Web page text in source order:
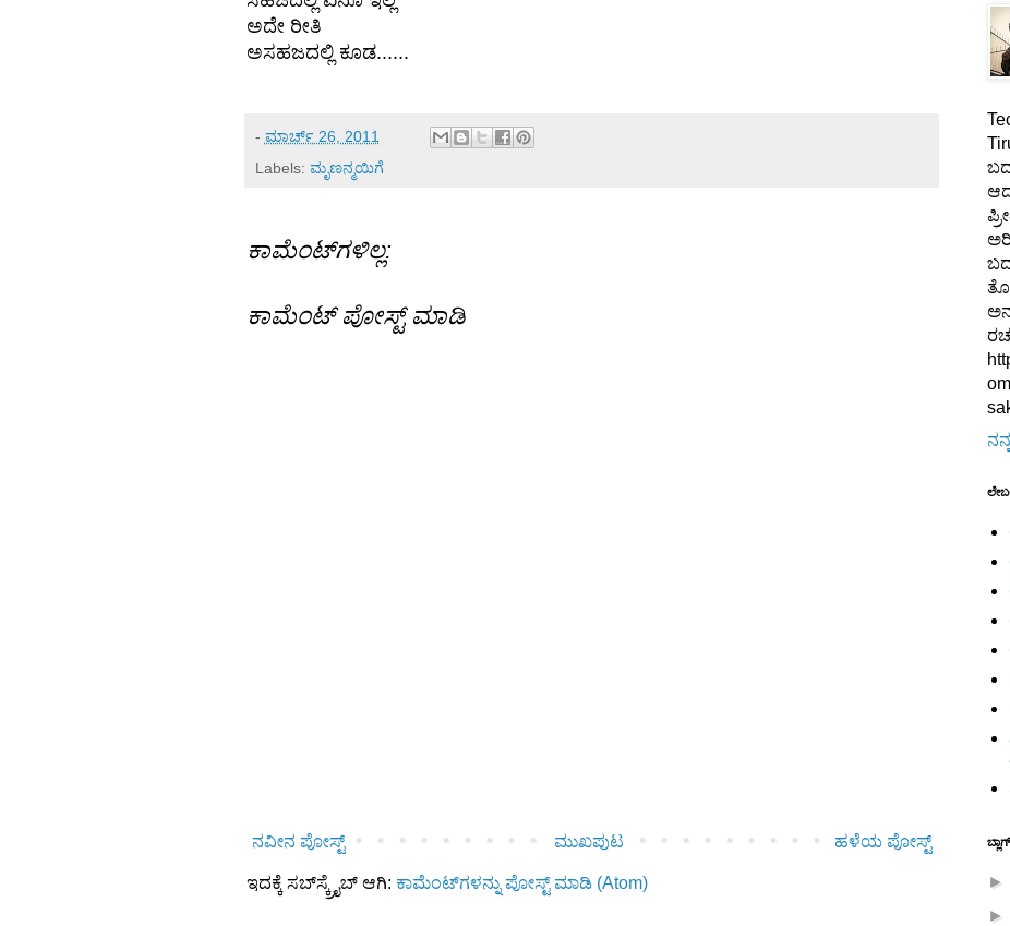
ಅದೇ ರೀತಿ
ಅಸಹಜದಲ್ಲಿ ಕೂಡ......
- ಮಾರ್ಚ್ 26, 2011
Labels: ಮೃಣನ್ಮಯಿಗೆ
ಕಾಮೆಂಟ್‌ಗಳಿಲ್ಲ:
ಕಾಮೆಂಟ್‌‌ ಪೋಸ್ಟ್‌ ಮಾಡಿ
ನವೀನ ಪೋಸ್ಟ್ ಹಳೆಯ ಪೋಸ್ಟ್
ಮುಖಪುಟ
ಇದಕ್ಕೆ ಸಬ್‌ಸ್ಕ್ರೈಬ್‌ ಆಗಿ: ಕಾಮೆಂಟ್‌ಗಳನ್ನು ಪೋಸ್ಟ್ ಮಾಡಿ (Atom) ►
►